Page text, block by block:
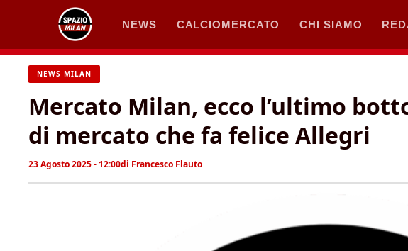
contenuto
NEWS CALCIOMERCATO CHI SIAMO
NEWS MILAN
Mercato Milan, ecco l’ultimo
di mercato che fa felice Allegri
23 Agosto 2025 - 12:00di Francesco Flauto